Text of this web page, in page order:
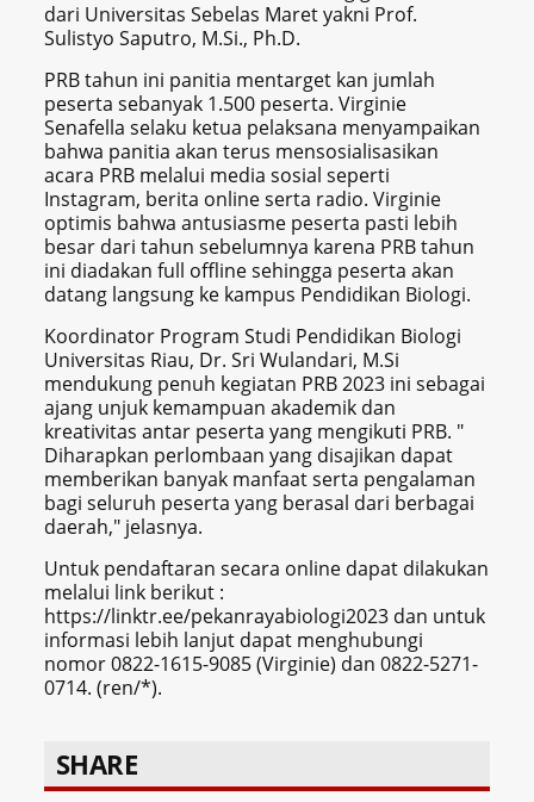
dari Universitas Sebelas Maret yakni Prof.
Sulistyo Saputro, M.Si., Ph.D.
PRB tahun ini panitia mentarget kan jumlah
peserta sebanyak 1.500 peserta. Virginie
Senafella selaku ketua pelaksana menyampaikan
bahwa panitia akan terus mensosialisasikan
acara PRB melalui media sosial seperti
Instagram, berita online serta radio. Virginie
optimis bahwa antusiasme peserta pasti lebih
besar dari tahun sebelumnya karena PRB tahun
ini diadakan full offline sehingga peserta akan
datang langsung ke kampus Pendidikan Biologi.
Koordinator Program Studi Pendidikan Biologi
Universitas Riau, Dr. Sri Wulandari, M.Si
mendukung penuh kegiatan PRB 2023 ini sebagai
ajang unjuk kemampuan akademik dan
kreativitas antar peserta yang mengikuti PRB. "
Diharapkan perlombaan yang disajikan dapat
memberikan banyak manfaat serta pengalaman
bagi seluruh peserta yang berasal dari berbagai
daerah," jelasnya.
Untuk pendaftaran secara online dapat dilakukan
melalui link berikut :
https://linktr.ee/pekanrayabiologi2023 dan untuk
informasi lebih lanjut dapat menghubungi
nomor 0822-1615-9085 (Virginie) dan 0822-5271-
0714. (ren/*).
SHARE